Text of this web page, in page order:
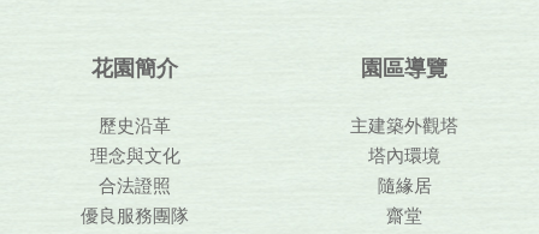
花園簡介
歷史沿革
理念與文化
合法證照
優良服務團隊
園區導覽
主建築外觀塔
塔內環境
隨緣居
齋堂